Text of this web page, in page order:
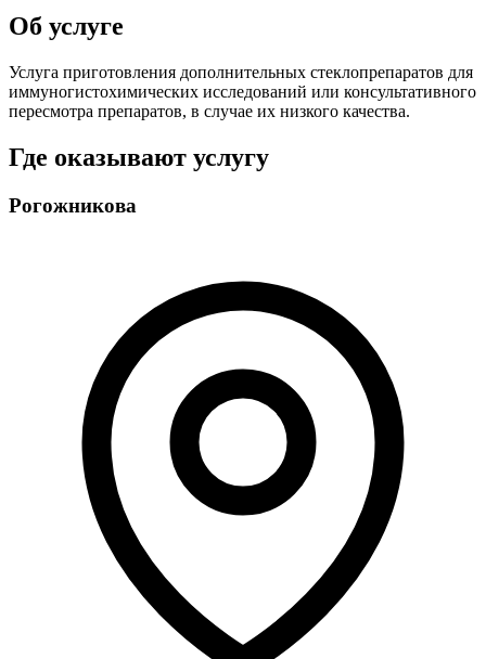
Об услуге
Услуга приготовления дополнительных стеклопрепаратов для
иммуногистохимических исследований или консультативного
пересмотра препаратов, в случае их низкого качества.
Где оказывают услугу
Рогожникова